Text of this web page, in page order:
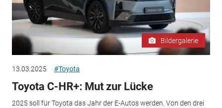
Bildergalerie
13.03.2025 #Toyota
Toyota C-HR+: Mut zur Lücke
2025 soll für Toyota das Jahr der E-Autos werden. Von den drei